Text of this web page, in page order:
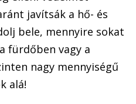
javítsák a hő- és
bele, mennyire sokat
fürdőben vagy a
nagy mennyiségű
alá!